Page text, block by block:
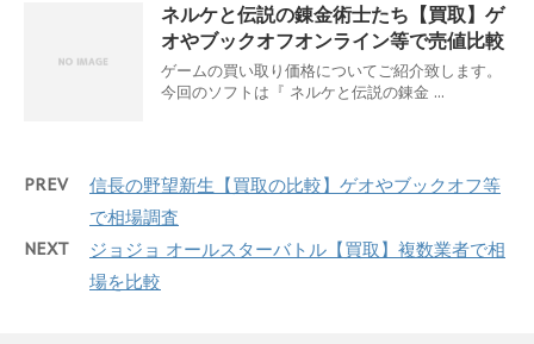
ネルケと伝説の錬金術士たち【買取】ゲ
オやブックオフオンライン等で売値比較
ゲームの買い取り価格についてご紹介致します。
今回のソフトは『 ネルケと伝説の錬金 ...
PREV
信長の野望新生【買取の比較】ゲオやブックオフ等
で相場調査
NEXT
ジョジョ オールスターバトル【買取】複数業者で相
場を比較